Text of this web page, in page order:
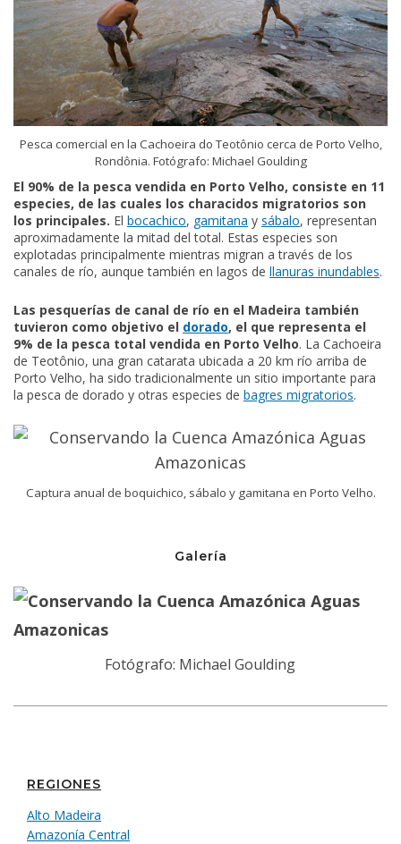
Pesca comercial en la Cachoeira do Teotônio cerca de Porto Velho,
Rondônia. Fotógrafo: Michael Goulding
El 90% de la pesca vendida en Porto Velho, consiste en 11
especies, de las cuales los characidos migratorios son
los principales. El bocachico, gamitana y sábalo, representan
aproximadamente la mitad del total. Estas especies son
explotadas principalmente mientras migran a través de los
canales de río, aunque también en lagos de llanuras inundables.
Las pesquerías de canal de río en el Madeira también
tuvieron como objetivo el dorado, el que representa el
9% de la pesca total vendida en Porto Velho. La Cachoeira
de Teotônio, una gran catarata ubicada a 20 km río arriba de
Porto Velho, ha sido tradicionalmente un sitio importante para
la pesca de dorado y otras especies de bagres migratorios.
Captura anual de boquichico, sábalo y gamitana en Porto Velho.
Galería
Fotógrafo: Michael Goulding
REGIONES
Alto Madeira
Amazonía Central